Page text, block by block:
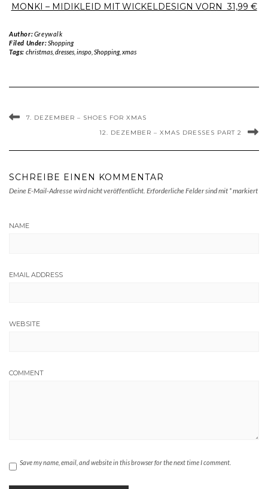
MONKI – MIDIKLEID MIT WICKELDESIGN VORN 31,99 €
Author:Greywalk
Filed Under:Shopping
Tags: christmas, dresses, inspo, Shopping, xmas
7. DEZEMBER – SHOES FOR XMAS
12. DEZEMBER – XMAS DRESSES PART 2
SCHREIBE EINEN KOMMENTAR
Deine E-Mail-Adresse wird nicht veröffentlicht. Erforderliche Felder sind mit *markiert
NAME
EMAIL ADDRESS
WEBSITE
COMMENT
Save my name, email, and website in this browser for the next time I comment.